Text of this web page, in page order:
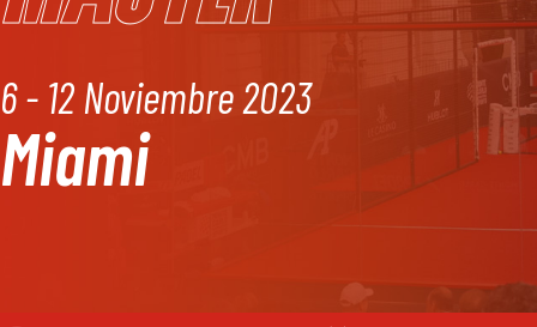
6 - 12 Noviembre 2023
Miami